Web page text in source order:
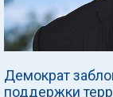
Демократ
поддержки